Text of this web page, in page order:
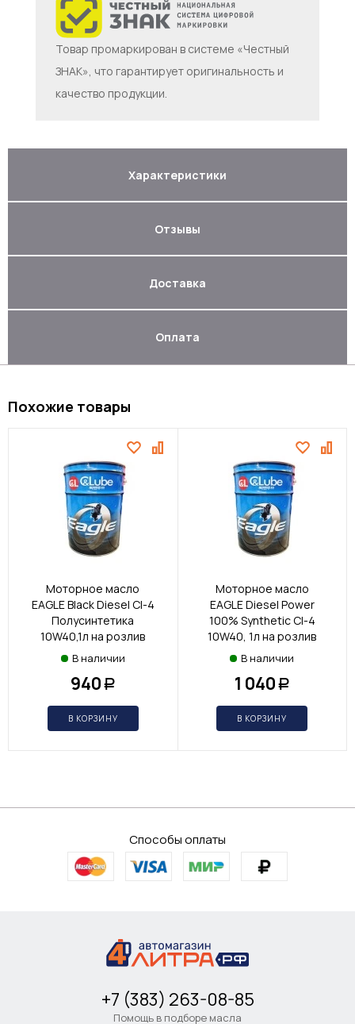
Товар промаркирован в системе «Честный
ЗНАК», что гарантирует оригинальность и
качество продукции.
Характеристики
Отзывы
Доставка
Оплата
Похожие товары
Моторное масло
EAGLE Black Diesel CI-4
Полусинтетика
10W40,1л на розлив
В наличии
940 Р
В КОРЗИНУ
Моторное масло
EAGLE Diesel Power
100% Synthetic CI-4
10W40, 1л на розлив
В наличии
1 040 Р
В КОРЗИНУ
Способы оплаты
+7 (383) 263-08-85
Помощь в подборе масла